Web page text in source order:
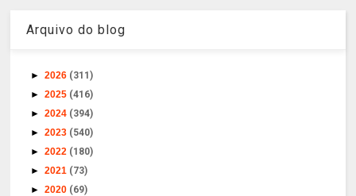
Arquivo do blog
►2026 (311)
►2025 (416)
►2024 (394)
►2023 (540)
►2022 (180)
►2021 (73)
►2020 (69)